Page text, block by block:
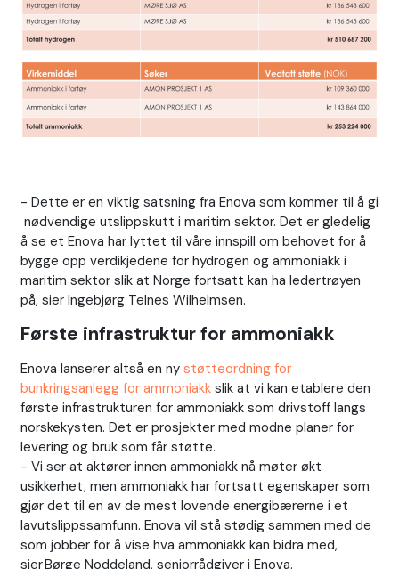
- Dette er en viktig satsning fra Enova som kommer til å gi
nødvendige utslippskutt i maritim sektor. Det er gledelig
å se et Enova har lyttet til våre innspill om behovet for å
bygge opp verdikjedene for hydrogen og ammoniakk i
maritim sektor slik at Norge fortsatt kan ha ledertrøyen
på, sier Ingebjørg Telnes Wilhelmsen.
Første infrastruktur for ammoniakk
Enova lanserer altså en ny støtteordning for
bunkringsanlegg for ammoniakkslik at vi kan etablere den
første infrastrukturen for ammoniakk som drivstoff langs
norskekysten. Det er prosjekter med modne planer for
levering og bruk som får støtte.
- Vi ser at aktører innen ammoniakk nå møter økt
usikkerhet, men ammoniakk har fortsatt egenskaper som
gjør det til en av de mest lovende energibærerne i et
lavutslippssamfunn. Enova vil stå stødig sammen med de
som jobber for å vise hva ammoniakk kan bidra med,
sier Børge Noddeland, seniorrådgiver i Enova.